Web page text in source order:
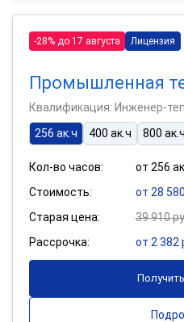
-28% до 17 августа Лицензия
Промышленная
Квалификация: Инженер-
256 ак.ч
400 ак.ч 800 ак.ч
Кол-во часов:
от 256
Стоимость:
от 28
Старая цена:
39 910
Рассрочка:
от 2 382